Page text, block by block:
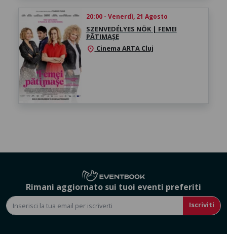
20:00 - Venerdì, 21 Agosto
SZENVEDÉLYES NÖK | FEMEI
PĂTIMAȘE
location_on Cinema ARTA Cluj
Rimani aggiornato sui tuoi eventi preferiti
Iscriviti